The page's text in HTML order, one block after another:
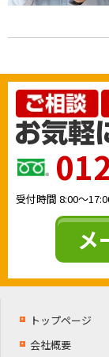
受付時間 8:00〜
メ
トップページ
会社概要